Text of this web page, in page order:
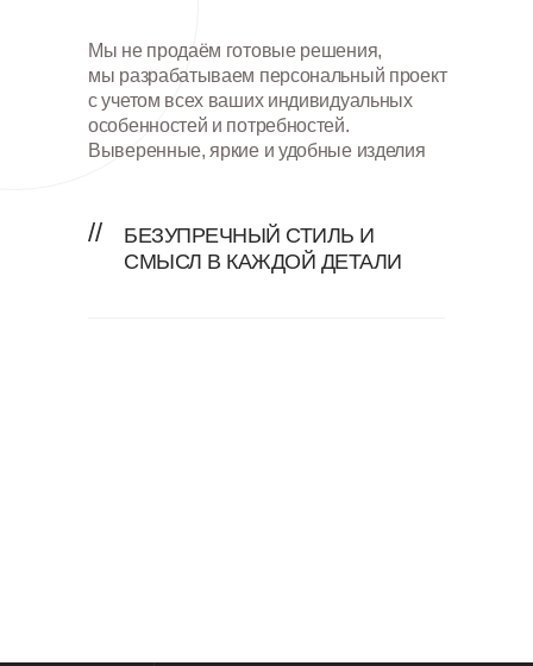
БЕЗУПРЕЧНЫЙ СТИЛЬ И
СМЫСЛ В КАЖДОЙ ДЕТАЛИ
//
Мы не продаём готовые решения,
мы разрабатываем персональный проект
с учетом всех ваших индивидуальных
особенностей и потребностей.
Выверенные, яркие и удобные изделия